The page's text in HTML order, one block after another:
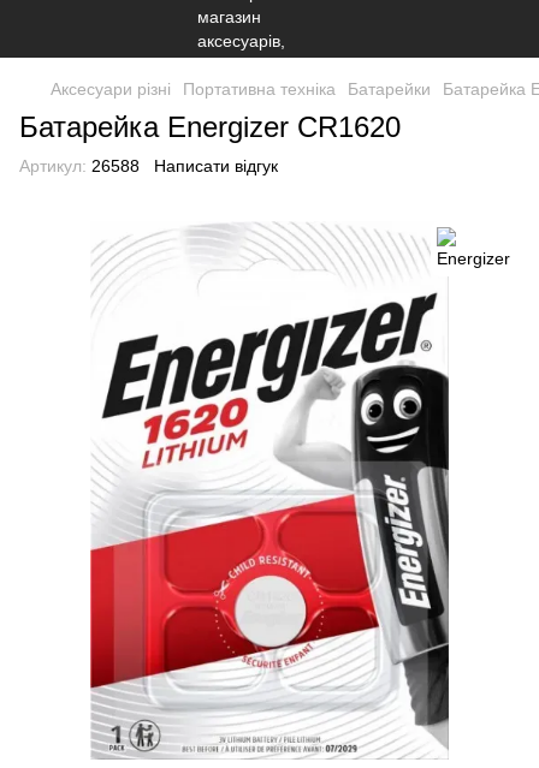
Аксесуари різні Портативна техніка Батарейки Батарейка
Батарейка Energizer CR1620
Артикул: 26588 Написати відгук